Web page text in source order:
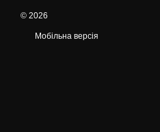
© 2026
Мобільна версія